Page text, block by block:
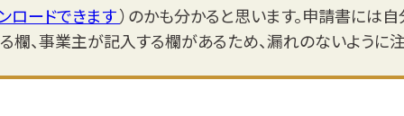
ロードできます）のかも分かると思います。申請書には
、事業主が記入する欄があるため、漏れのないように注